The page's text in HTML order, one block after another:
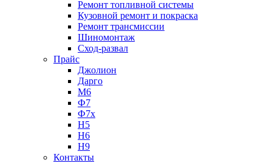
Ремонт топливной системы
Кузовной ремонт и покраска
Ремонт трансмиссии
Шиномонтаж
Сход-развал
Прайс
Джолион
Дарго
М6
Ф7
Ф7х
Н5
Н6
Н9
Контакты